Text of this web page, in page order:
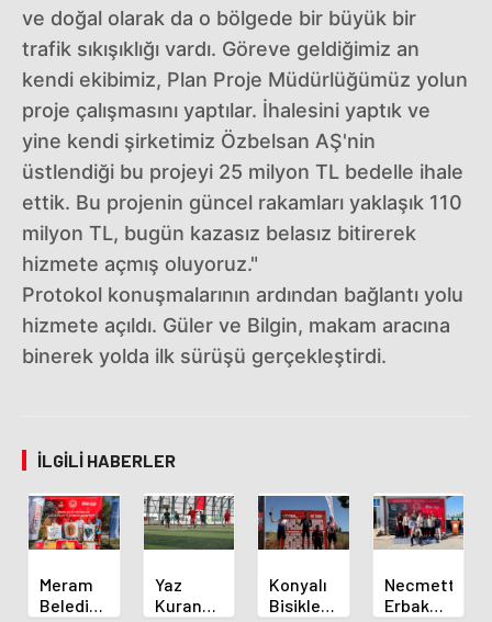
ve doğal olarak da o bölgede bir büyük bir
trafik sıkışıklığı vardı. Göreve geldiğimiz an
kendi ekibimiz, Plan Proje Müdürlüğümüz yolun
proje çalışmasını yaptılar. İhalesini yaptık ve
yine kendi şirketimiz Özbelsan AŞ'nin
üstlendiği bu projeyi 25 milyon TL bedelle ihale
ettik. Bu projenin güncel rakamları yaklaşık 110
milyon TL, bugün kazasız belasız bitirerek
hizmete açmış oluyoruz."
Protokol konuşmalarının ardından bağlantı yolu
hizmete açıldı. Güler ve Bilgin, makam aracına
binerek yolda ilk sürüşü gerçekleştirdi.
İLGILI HABERLER
Meram
Belediyespor
Yaz
Kuran
Konyalı
Bisikletçi
Necmettin
Erbakan